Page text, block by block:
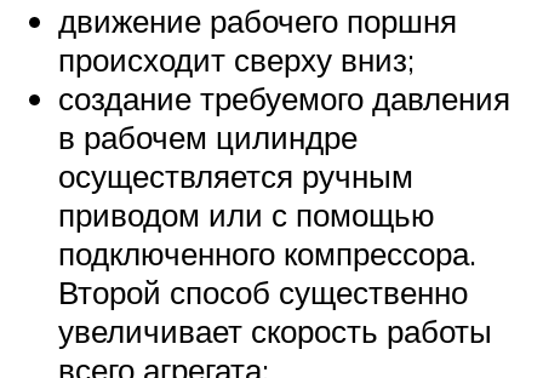
движение рабочего поршня
происходит сверху вниз;
создание требуемого давления
в рабочем цилиндре
осуществляется ручным
приводом или с помощью
подключенного компрессора.
Второй способ существенно
увеличивает скорость работы
всего агрегата;